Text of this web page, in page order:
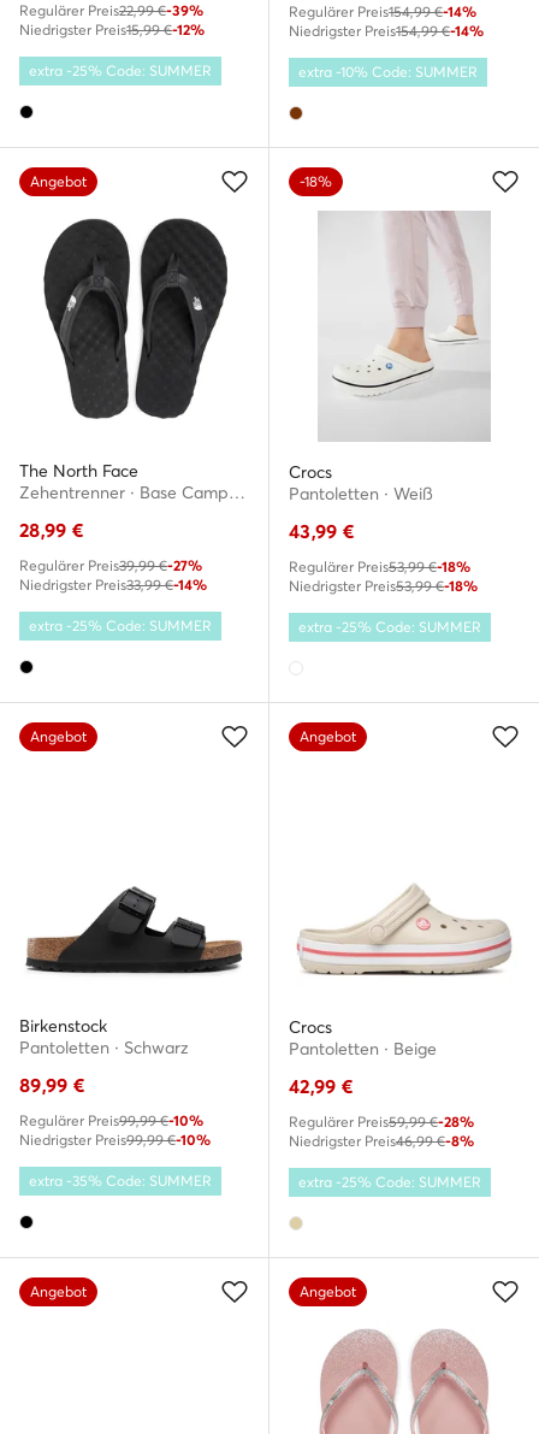
Regulärer Preis22,99 €-39%
Niedrigster Preis15,99 €-12%
extra -25% Code: SUMMER
Regulärer Preis154,99 €-14%
Niedrigster Preis154,99 €-14%
extra -10% Code: SUMMER
Angebot
The North Face
Zehentrenner · Base Camp Mini II NF0A47ABKY41 · Schwarz
28,99 €
Regulärer Preis39,99 €-27%
Niedrigster Preis33,99 €-14%
extra -25% Code: SUMMER
-18%
Crocs
Pantoletten · Weiß
43,99 €
Regulärer Preis53,99 €-18%
Niedrigster Preis53,99 €-18%
extra -25% Code: SUMMER
Angebot
Birkenstock
Pantoletten · Schwarz
89,99 €
Regulärer Preis99,99 €-10%
Niedrigster Preis99,99 €-10%
extra -35% Code: SUMMER
Angebot
Crocs
Pantoletten · Beige
42,99 €
Regulärer Preis59,99 €-28%
Niedrigster Preis46,99 €-8%
extra -25% Code: SUMMER
Angebot Angebot